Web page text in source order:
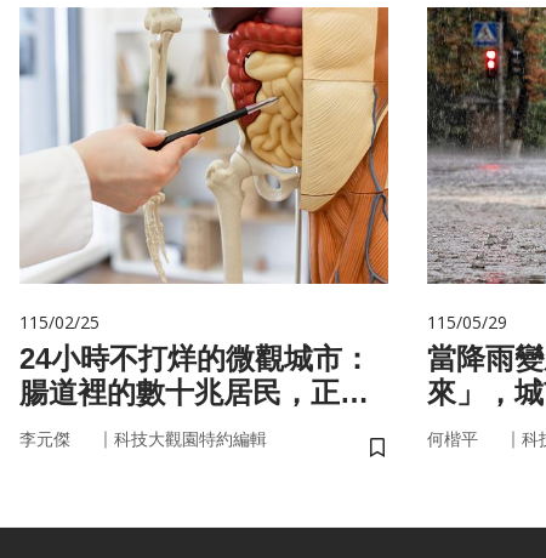
115/02/25
24小時不打烊的微觀城市：
腸道裡的數十兆居民，正悄
悄掌管你的大腦與健康
李元傑 ｜ 科技大觀園特約編輯
儲存書籤
115/05/29
當降雨
來」，
即時應變
何楷平 ｜ 科